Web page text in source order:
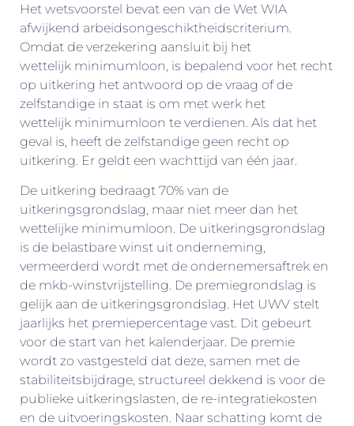
Het wetsvoorstel bevat een van de Wet WIA
afwijkend arbeidsongeschiktheidscriterium.
Omdat de verzekering aansluit bij het
wettelijk minimumloon, is bepalend voor het recht
op uitkering het antwoord op de vraag of de
zelfstandige in staat is om met werk het
wettelijk minimumloon te verdienen. Als dat het
geval is, heeft de zelfstandige geen recht op
uitkering. Er geldt een wachttijd van één jaar.
De uitkering bedraagt 70% van de
uitkeringsgrondslag, maar niet meer dan het
wettelijke minimumloon. De uitkeringsgrondslag
is de belastbare winst uit onderneming,
vermeerderd wordt met de ondernemersaftrek en
de mkb-winstvrijstelling. De premiegrondslag is
gelijk aan de uitkeringsgrondslag. Het UWV stelt
jaarlijks het premiepercentage vast. Dit gebeurt
voor de start van het kalenderjaar. De premie
wordt zo vastgesteld dat deze, samen met de
stabiliteitsbijdrage, structureel dekkend is voor de
publieke uitkeringslasten, de re-integratiekosten
en de uitvoeringskosten. Naar schatting komt de